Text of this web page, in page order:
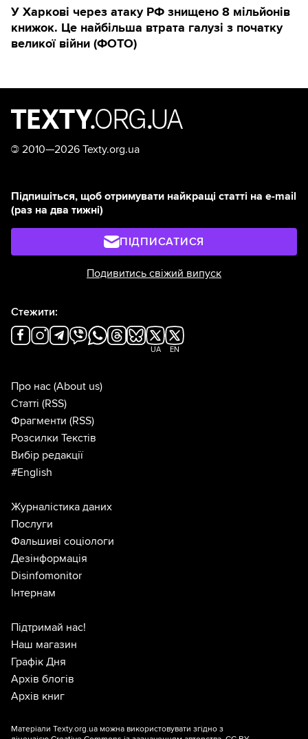
У Харкові через атаку РФ знищено 8 мільйонів
книжок. Це найбільша втрата галузі з початку
великої війни (ФОТО)
© 2010—2026 Texty.org.ua
Підпишіться, щоб отримувати найкращі статті на e-mail
(раз на два тижні)
ПІДПИСАТИСЯ
Подивитись свіжий випуск
Стежити:
UA EN
Про нас (About us)
Статті (RSS)
Фрагменти (RSS)
Розсилки Текстів
Вибір редакції
#English
Журналістика даних
Послуги
Фальшиві соціологи
Дезінформація
Disinfomonitor
Інтернам
Підтримай нас!
Наш магазин
Графік Дня
Архів блогів
Архів книг
Матеріали Texty.org.ua можна використовувати згідно з